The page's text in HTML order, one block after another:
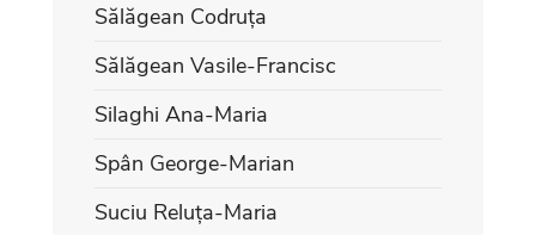
Sălăgean Codruța
Sălăgean Vasile-Francisc
Silaghi Ana-Maria
Spân George-Marian
Suciu Reluța-Maria